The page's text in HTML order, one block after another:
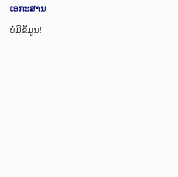
ເອກະສານ
ບໍ່ມີຂໍ້ມູນ!